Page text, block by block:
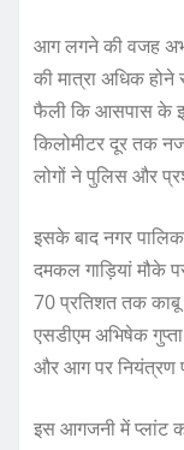
आग लगने की वजह
की मात्रा अधिक
फैली कि आसपास के
किलोमीटर दूर तक
लोगों ने पुलिस और
इसके बाद नगर
दमकल गाड़ियां मौके
70 प्रतिशत तक काबू
एसडीएम अभिषेक
और आग पर नियंत्रण
इस आगजनी में प्लांट